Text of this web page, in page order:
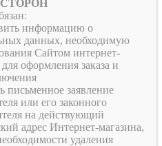
информацию о
данных, необходимую
Сайтом интернет-
оформления заказа и
письменное заявление
или его законного
на действующий
адрес Интернет-магазина,
удаления